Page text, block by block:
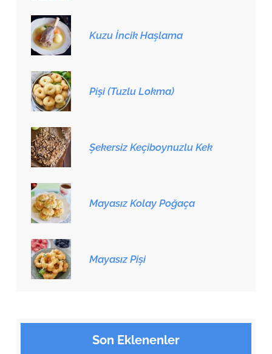
Kuzu İncik Haşlama
Pişi (Tuzlu Lokma)
Şekersiz Keçiboynuzlu Kek
Mayasız Kolay Poğaça
Mayasız Pişi
Son Eklenenler